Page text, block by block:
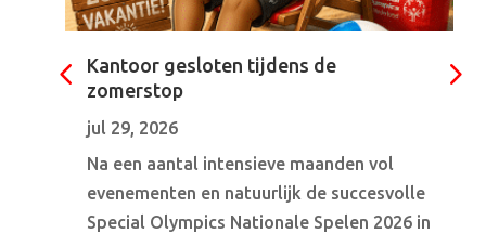
Kantoor gesloten tijdens de
zomerstop
jul 29, 2026
Na een aantal intensieve maanden vol
evenementen en natuurlijk de succesvolle
Special Olympics Nationale Spelen 2026 in